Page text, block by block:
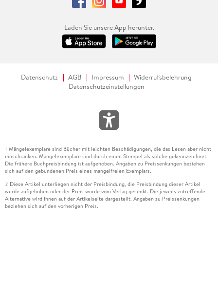
Laden Sie unsere App herunter.
Datenschutz AGB Impressum
Widerrufsbelehrung
Datenschutzeinstellungen
1 Mängelexemplare sind Bücher mit leichten Beschädigungen, die das Lesen aber nicht
einschränken. Mängelexemplare sind durch einen Stempel als solche gekennzeichnet.
Die frühere Buchpreisbindung ist aufgehoben. Angaben zu Preissenkungen beziehen
sich auf den gebundenen Preis eines mangelfreien Exemplars.
2 Diese Artikel unterliegen nicht der Preisbindung, die Preisbindung dieser Artikel
wurde aufgehoben oder der Preis wurde vom Verlag gesenkt. Die jeweils zutreffende
Alternative wird Ihnen auf der Artikelseite dargestellt. Angaben zu Preissenkungen
beziehen sich auf den vorherigen Preis.